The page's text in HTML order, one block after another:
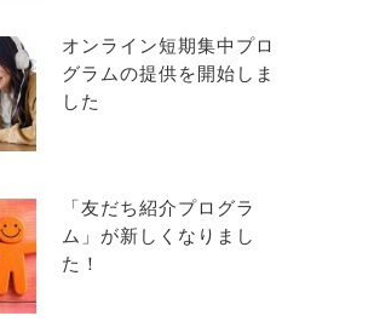
オンライン短期集中プロ
グラムの提供を開始しま
した
「友だち紹介プログラ
ム」が新しくなりまし
た！